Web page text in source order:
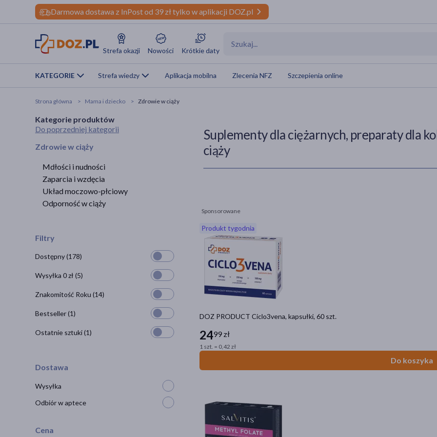
Darmowa dostawa z InPost od 39 zł tylko w aplikacji DOZ.pl
Strefa okazji Nowości Krótkie daty
KATEGORIE Strefa wiedzy Aplikacja mobilna Zlecenia NFZ Szczepienia online
Strona główna Mama i dziecko Zdrowie w ciąży
Suplementy dla ciężarnych, preparaty dla
ciąży
Sponsorowane
Produkt tygodnia
DOZ PRODUCT Ciclo3vena, kapsułki, 60 szt.
2499 zł
1 szt. = 0,42 zł
Do koszyka
Kategorie produktów
Do poprzedniej kategorii
Zdrowie w ciąży
Mdłości i nudności
Zaparcia i wzdęcia
Układ moczowo-płciowy
Odporność w ciąży
Filtry
Dostępny(178)
Wysyłka 0 zł (5)
Znakomitość Roku (14)
Bestseller(1)
Ostatnie sztuki(1)
Dostawa
Wysyłka
Odbiór w aptece
Cena